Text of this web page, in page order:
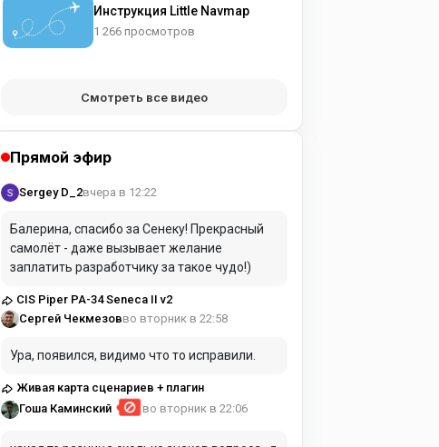
Инструкция Little Navmap
1 266 просмотров
Смотреть все видео
Прямой эфир
Sergey D_2вчера в 12:22
Балерина, спасибо за Сенеку! Прекрасный
самолёт - даже вызывает желание
заплатить разработчику за такое чудо!)
CIS Piper PA-34 Seneca II v2
Сергей Чекмезовво вторник в 22:58
Ура, появился, видимо что то исправили.
Живая карта сценариев + плагин
Гоша Каминский
во вторник в 22:06